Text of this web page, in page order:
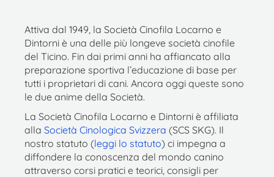
Attiva dal 1949, la Società Cinofila Locarno e
Dintorni è una delle più longeve società cinofile
del Ticino. Fin dai primi anni ha affiancato alla
preparazione sportiva l’educazione di base per
tutti i proprietari di cani. Ancora oggi queste sono
le due anime della Società.
La Società Cinofila Locarno e Dintorni è affiliata
alla Società Cinologica Svizzera (SCS SKG). Il
nostro statuto (leggi lo statuto) ci impegna a
diffondere la conoscenza del mondo canino
attraverso corsi pratici e teorici, consigli per